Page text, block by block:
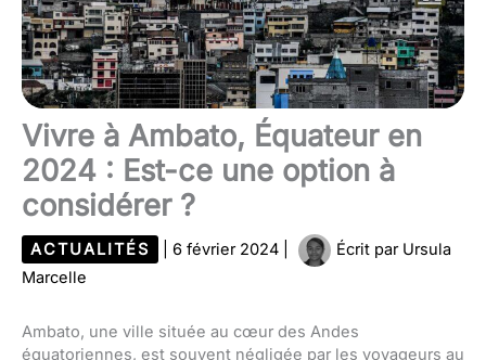
Vivre à Ambato, Équateur en
2024 : Est-ce une option à
considérer ?
ACTUALITÉS 6 février 2024 Écrit par Ursula
Marcelle
Ambato, une ville située au cœur des Andes
équatoriennes, est souvent négligée par les voyageurs au